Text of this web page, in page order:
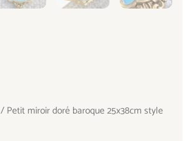
/ Petit miroir doré baroque 25x38cm style